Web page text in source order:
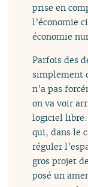
prise en
l’économie
économie
Parfois des
simplement
n’a pas
on va voir
logiciel libre.
qui, dans le
réguler
gros projet
posé un